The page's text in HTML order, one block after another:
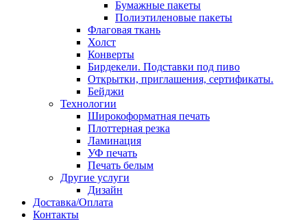
Бумажные пакеты
Полиэтиленовые пакеты
Флаговая ткань
Холст
Конверты
Бирдекели. Подставки под пиво
Открытки, приглашения, сертификаты.
Бейджи
Технологии
Широкоформатная печать
Плоттерная резка
Ламинация
УФ печать
Печать белым
Другие услуги
Дизайн
Доставка/Оплата
Контакты